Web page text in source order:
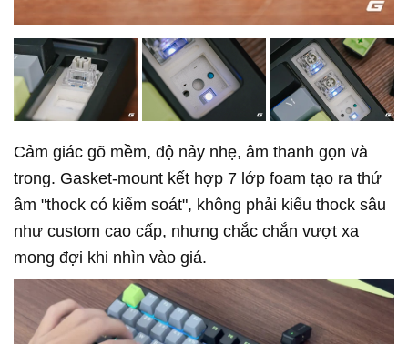
Cảm giác gõ mềm, độ nảy nhẹ, âm thanh gọn và
trong. Gasket-mount kết hợp 7 lớp foam tạo ra thứ
âm "thock có kiểm soát", không phải kiểu thock sâu
như custom cao cấp, nhưng chắc chắn vượt xa
mong đợi khi nhìn vào giá.